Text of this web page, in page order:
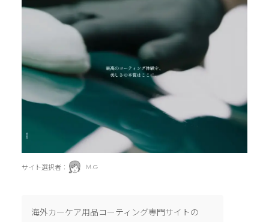
サイト選択者： M.G
海外カーケア用品コーティング専門サイトの